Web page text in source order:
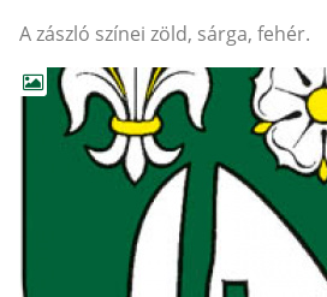
A zászló színei zöld, sárga, fehér.